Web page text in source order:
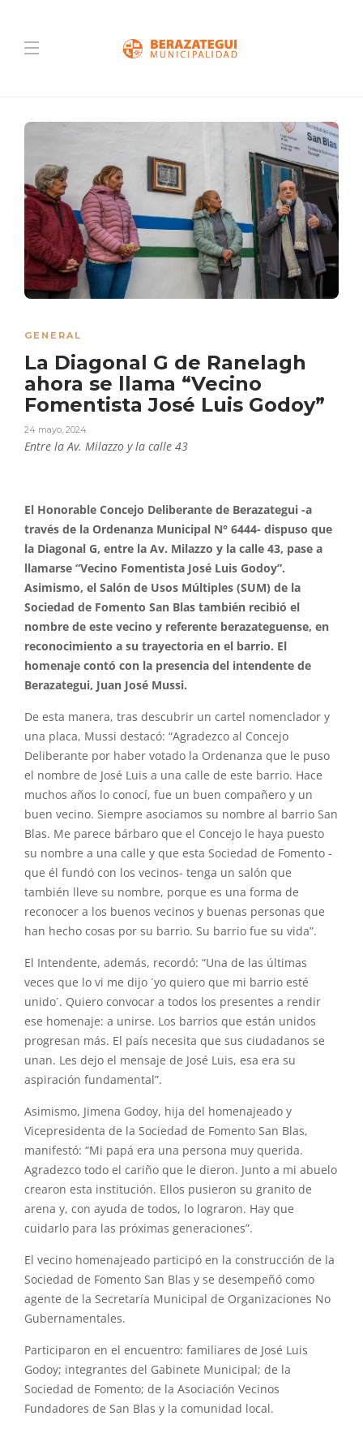
GENERAL
La Diagonal G de Ranelagh
ahora se llama “Vecino
Fomentista José Luis Godoy”
24 mayo, 2024
Entre la Av. Milazzo y la calle 43
El Honorable Concejo Deliberante de Berazategui -a
través de la Ordenanza Municipal N° 6444- dispuso que
la Diagonal G, entre la Av. Milazzo y la calle 43, pase a
llamarse “Vecino Fomentista José Luis Godoy”.
Asimismo, el Salón de Usos Múltiples (SUM) de la
Sociedad de Fomento San Blas también recibió el
nombre de este vecino y referente berazateguense, en
reconocimiento a su trayectoria en el barrio. El
homenaje contó con la presencia del intendente de
Berazategui, Juan José Mussi.
De esta manera, tras descubrir un cartel nomenclador y
una placa, Mussi destacó: “Agradezco al Concejo
Deliberante por haber votado la Ordenanza que le puso
el nombre de José Luis a una calle de este barrio. Hace
muchos años lo conocí, fue un buen compañero y un
buen vecino. Siempre asociamos su nombre al barrio San
Blas. Me parece bárbaro que el Concejo le haya puesto
su nombre a una calle y que esta Sociedad de Fomento -
que él fundó con los vecinos- tenga un salón que
también lleve su nombre, porque es una forma de
reconocer a los buenos vecinos y buenas personas que
han hecho cosas por su barrio. Su barrio fue su vida”.
El Intendente, además, recordó: “Una de las últimas
veces que lo vi me dijo ´yo quiero que mi barrio esté
unido´. Quiero convocar a todos los presentes a rendir
ese homenaje: a unirse. Los barrios que están unidos
progresan más. El país necesita que sus ciudadanos se
unan. Les dejo el mensaje de José Luis, esa era su
aspiración fundamental”.
Asimismo, Jimena Godoy, hija del homenajeado y
Vicepresidenta de la Sociedad de Fomento San Blas,
manifestó: “Mi papá era una persona muy querida.
Agradezco todo el cariño que le dieron. Junto a mi abuelo
crearon esta institución. Ellos pusieron su granito de
arena y, con ayuda de todos, lo lograron. Hay que
cuidarlo para las próximas generaciones”.
El vecino homenajeado participó en la construcción de la
Sociedad de Fomento San Blas y se desempeñó como
agente de la Secretaría Municipal de Organizaciones No
Gubernamentales.
Participaron en el encuentro: familiares de José Luis
Godoy; integrantes del Gabinete Municipal; de la
Sociedad de Fomento; de la Asociación Vecinos
Fundadores de San Blas y la comunidad local.